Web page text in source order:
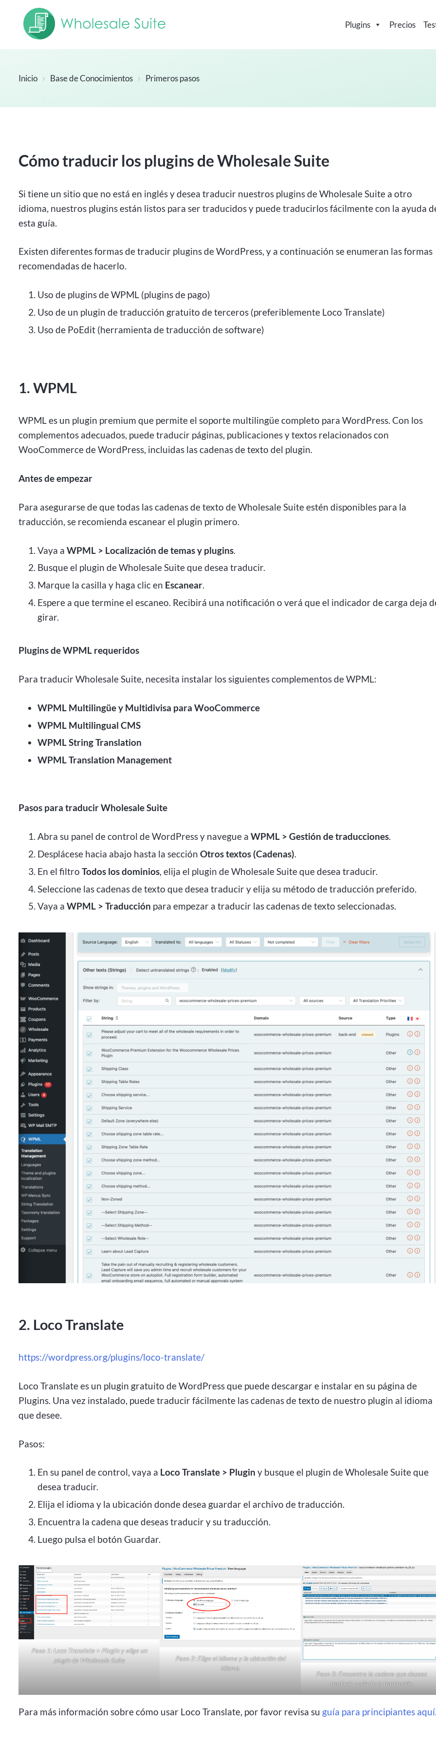
Plugins Precios
Inicio Base de Conocimientos Primeros pasos
Cómo traducir los plugins de Wholesale Suite
Si tiene un sitio que no está en inglés y desea traducir nuestros plugins de Wholesale Suite a otro
idioma, nuestros plugins están listos para ser traducidos y puede traducirlos fácilmente con la ayuda
esta guía.
Existen diferentes formas de traducir plugins de WordPress, y a continuación se enumeran las formas
recomendadas de hacerlo.
Uso de plugins de WPML (plugins de pago)
Uso de un plugin de traducción gratuito de terceros (preferiblemente Loco Translate)
Uso de PoEdit (herramienta de traducción de software)
1. WPML
WPML es un plugin premium que permite el soporte multilingüe completo para WordPress. Con los
complementos adecuados, puede traducir páginas, publicaciones y textos relacionados con
WooCommerce de WordPress, incluidas las cadenas de texto del plugin.
Antes de empezar
Para asegurarse de que todas las cadenas de texto de Wholesale Suite estén disponibles para la
traducción, se recomienda escanear el plugin primero.
Vaya a WPML > Localización de temas y plugins.
Busque el plugin de Wholesale Suite que desea traducir.
Marque la casilla y haga clic en Escanear.
Espere a que termine el escaneo. Recibirá una notificación o verá que el indicador de carga deja
girar.
Plugins de WPML requeridos
Para traducir Wholesale Suite, necesita instalar los siguientes complementos de WPML:
WPML Multilingüe y Multidivisa para WooCommerce
WPML Multilingual CMS
WPML String Translation
WPML Translation Management
Pasos para traducir Wholesale Suite
Abra su panel de control de WordPress y navegue a WPML > Gestión de traducciones.
Desplácese hacia abajo hasta la sección Otros textos (Cadenas).
En el filtro Todos los dominios, elija el plugin de Wholesale Suite que desea traducir.
Seleccione las cadenas de texto que desea traducir y elija su método de traducción preferido.
Vaya a WPML > Traducción para empezar a traducir las cadenas de texto seleccionadas.
2. Loco Translate
https://wordpress.org/plugins/loco-translate/
Loco Translate es un plugin gratuito de WordPress que puede descargar e instalar en su página de
Plugins. Una vez instalado, puede traducir fácilmente las cadenas de texto de nuestro plugin al idioma
que desee.
Pasos:
En su panel de control, vaya a Loco Translate > Plugin y busque el plugin de Wholesale Suite que
desea traducir.
Elija el idioma y la ubicación donde desea guardar el archivo de traducción.
Encuentra la cadena que deseas traducir y su traducción.
Luego pulsa el botón Guardar.
Paso 1:Loco Translate > Pluginy elige un
plugin de Wholesale Suite
Paso 2: Elige el idioma y la ubicación del
idioma.
Paso 3: Encuentra la cadena que deseas
traducir y añade la traducción
Para más información sobre cómo usar Loco Translate, por favor revisa su guía para principiantes aquí